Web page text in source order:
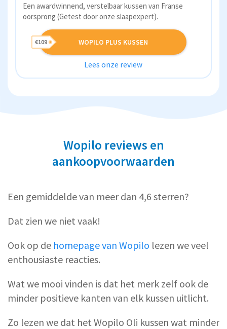
Een awardwinnend, verstelbaar kussen van Franse
oorsprong (Getest door onze slaapexpert).
WOPILO PLUS KUSSEN
€109
Lees onze review
Wopilo reviews en
aankoopvoorwaarden
Een gemiddelde van meer dan 4,6 sterren?
Dat zien we niet vaak!
Ook op de homepage van Wopilo lezen we veel
enthousiaste reacties.
Wat we mooi vinden is dat het merk zelf ook de
minder positieve kanten van elk kussen uitlicht.
Zo lezen we dat het Wopilo Oli kussen wat minder